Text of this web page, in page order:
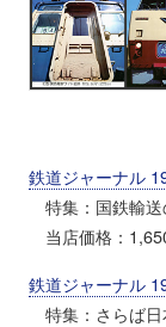
鉄道ジャーナル
特集：国鉄輸
当店価格：
鉄道ジャーナル
特集：さらば